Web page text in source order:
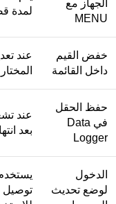
الجهاز مع
MENU
لمدة
خفض القيم
داخل القائمة
عند
المختار
حفظ الحقل
في Data
Logger
بعد
الدخول
لوضع تحديث